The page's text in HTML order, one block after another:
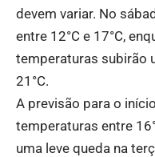
devem variar. No
entre 12°C e 17°C,
temperaturas subirão
21°C.
A previsão para o
temperaturas entre
uma leve queda na